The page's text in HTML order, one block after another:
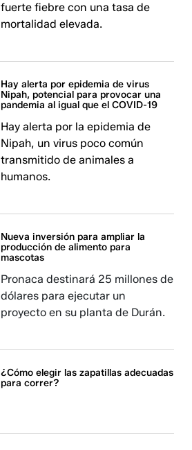
fuerte fiebre con una tasa de
mortalidad elevada.
Hay alerta por epidemia de virus
Nipah, potencial para provocar una
pandemia al igual que el COVID-19
Hay alerta por la epidemia de
Nipah, un virus poco común
transmitido de animales a
humanos.
Nueva inversión para ampliar la
producción de alimento para
mascotas
Pronaca destinará 25 millones de
dólares para ejecutar un
proyecto en su planta de Durán.
¿Cómo elegir las zapatillas adecuadas
para correr?